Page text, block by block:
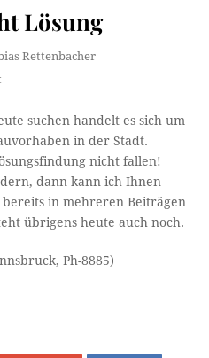
Lösung
Rettenbacher
suchen handelt es sich um
in der Stadt.
nicht fallen!
dann kann ich Ihnen
bereits in mehreren Beiträgen
übrigens heute auch noch.
Ph-8885)